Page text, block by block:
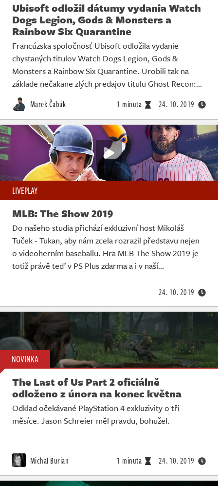
Ubisoft odložil dátumy vydania Watch
Dogs Legion, Gods & Monsters a
Rainbow Six Quarantine
Francúzska spoločnosť Ubisoft odložila vydanie
chystaných titulov Watch Dogs Legion, Gods &
Monsters a Rainbow Six Quarantine. Urobili tak na
základe nečakane zlých predajov titulu Ghost Recon:…
Marek Čabák 1 minuta 24. 10. 2019
LIVEPLAY
MLB: The Show 2019
Do našeho studia přichází exkluzivní host Mikoláš
Tuček - Tukan, aby nám zcela rozrazil představu nejen
o videoherním baseballu. Hra MLB The Show 2019 je
totiž právě teď v PS Plus zdarma a i v naší…
24. 10. 2019
NOVINKA
The Last of Us Part 2 oficiálně
odloženo z února na konec května
Odklad očekávané PlayStation 4 exkluzivity o tři
měsíce. Jason Schreier měl pravdu, bohužel.
Michal Burian 1 minuta 24. 10. 2019